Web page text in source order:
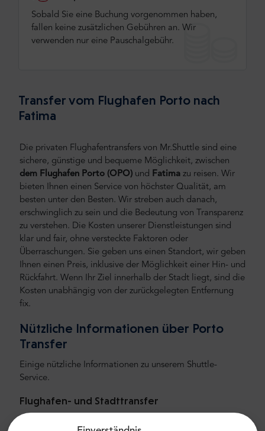
Sobald Sie eine Buchung vorgenommen haben,
fallen keine zusätzlichen Gebühren an. Wir
verwenden nur eine Pauschalgebühr.
Transfer vom Flughafen Porto nach
Fatima
Die privaten Flughafentransfers von Mr.Shuttle sind eine
sichere, günstige und bequeme Möglichkeit, zwischen
dem Flughafen Porto (OPO) und Fatima zu reisen. Wir
bieten Ihnen einen Service von höchster Qualität, am
besten unter den Besten. Wir streben auch danach,
erschwinglich zu sein und die Bedeutung von Transparenz
zu verstehen. Die Kosten unserer Dienstleistungen sind
klar und fair, ohne versteckte Faktoren oder
Überraschungen. Sie geben uns einen Standort, wir geben
Ihnen einen Preis, inklusive der Möglichkeit einer Hin- und
Rückfahrt. Wenn Ihr Ziel innerhalb der Stadt liegt, sind die
Kosten unabhängig von der zurückgelegten Entfernung
fix.
Nützliche Informationen über Porto
Transfer
Einige nützliche Informationen zu unserem Shuttle-
Service.
Flughafen- und Stadttransfer